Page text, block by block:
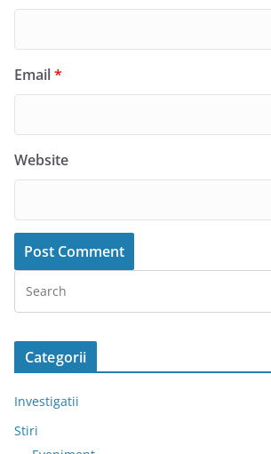
Email*
Website
Categorii
Investigatii
Stiri